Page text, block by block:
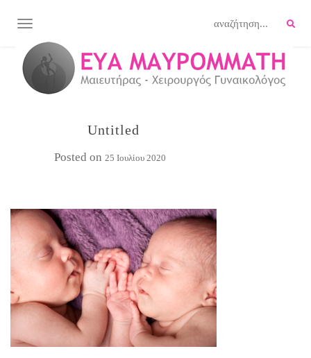
TOGGLE NAVIGATION
Untitled
Posted on25 Ιουλίου 2020